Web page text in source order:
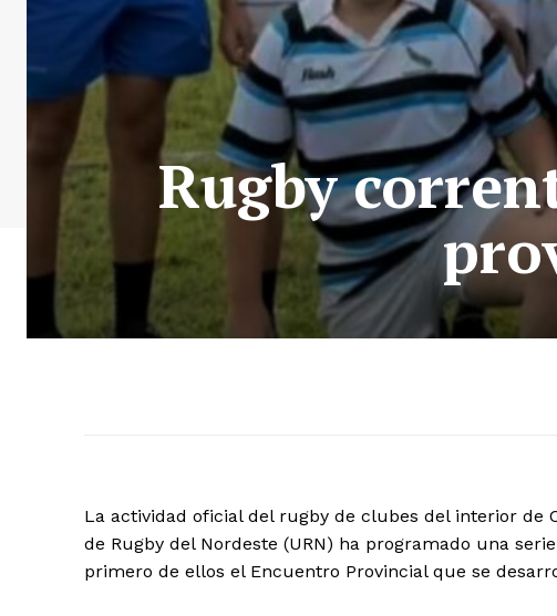
Rugby
La actividad oficial del rugby de clubes del interior de
de Rugby del Nordeste (URN) ha programado una
primero de ellos el Encuentro Provincial que se